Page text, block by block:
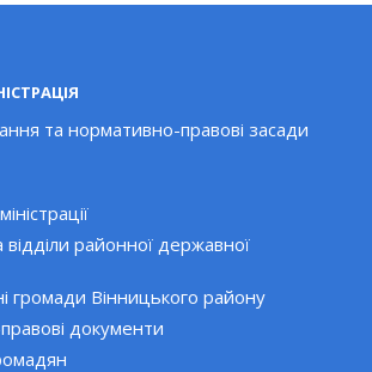
та нормативно-правові засади
відділи районної державної
громади Вінницького району
документи